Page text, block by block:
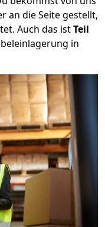
an die Seite gestellt,
Auch das istTeil
in